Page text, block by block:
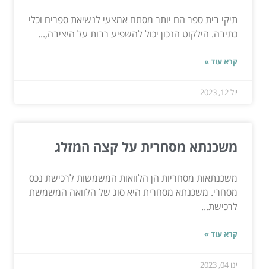
תיקי בית ספר הם יותר מסתם אמצעי לנשיאת ספרים וכלי
כתיבה. הילקוט הנכון יכול להשפיע רבות על היציבה,...
קרא עוד »
יול 12, 2023
משכנתא מסחרית על קצה המזלג
משכנתאות מסחריות הן הלוואות המשמשות לרכישת נכס
מסחרי. משכנתא מסחרית היא סוג של הלוואה המשמשת
לרכישת...
קרא עוד »
ינו 04, 2023